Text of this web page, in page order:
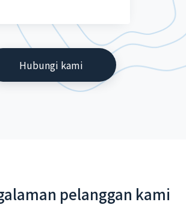
Hubungi kami
pelanggan kami